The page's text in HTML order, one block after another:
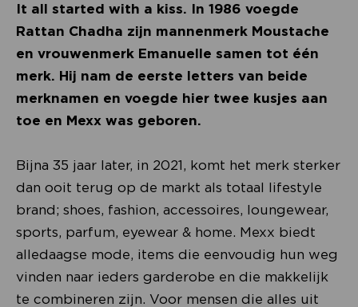
It all started with a kiss. In 1986 voegde
Rattan Chadha zijn mannenmerk Moustache
en vrouwenmerk Emanuelle samen tot één
merk. Hij nam de eerste letters van beide
merknamen en voegde hier twee kusjes aan
toe en Mexx was geboren.
Bijna 35 jaar later, in 2021, komt het merk sterker
dan ooit terug op de markt als totaal lifestyle
brand; shoes, fashion, accessoires, loungewear,
sports, parfum, eyewear & home. Mexx biedt
alledaagse mode, items die eenvoudig hun weg
vinden naar ieders garderobe en die makkelijk
te combineren zijn. Voor mensen die alles uit